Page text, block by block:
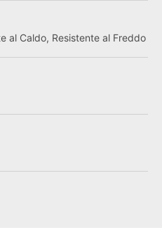
al Caldo, Resistente al Freddo